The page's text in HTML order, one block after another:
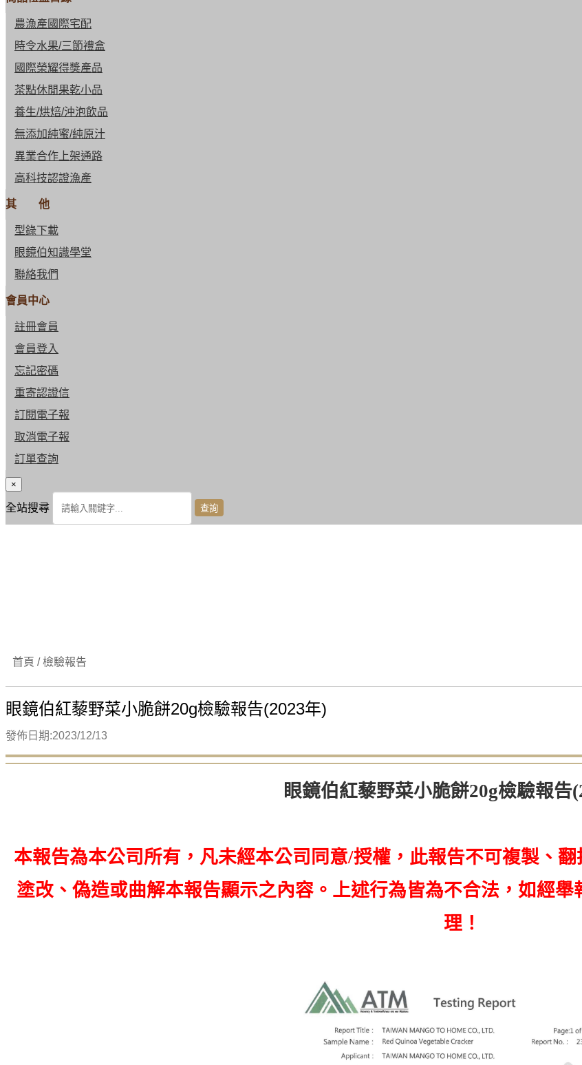
農漁產國際宅配
時令水果/三節禮盒
國際榮耀得獎產品
茶點休閒果乾小品
養生/烘焙/沖泡飲品
無添加純蜜/純原汁
異業合作上架通路
高科技認證漁產
其 他
型錄下載
眼鏡伯知識學堂
聯絡我們
會員中心
註冊會員
會員登入
忘記密碼
重寄認證信
訂閱電子報
取消電子報
訂單查詢
×
全站搜尋
首頁 / 檢驗報告
眼鏡伯紅藜野菜小脆餅20g檢驗報告(2023年)
發佈日期:2023/12/13
眼鏡伯紅藜野菜小脆餅20g檢驗報告
本報告為本公司所有，凡未經本公司同意/授權，此報告不可複製、
塗改、偽造或曲解本報告顯示之內容。上述行為皆為不合法，如經
理！